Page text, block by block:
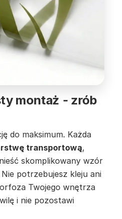
montaż - zrób
do maksimum. Każda
transportową,
skomplikowany wzór
Nie potrzebujesz kleju ani
Twojego wnętrza
i nie pozostawi